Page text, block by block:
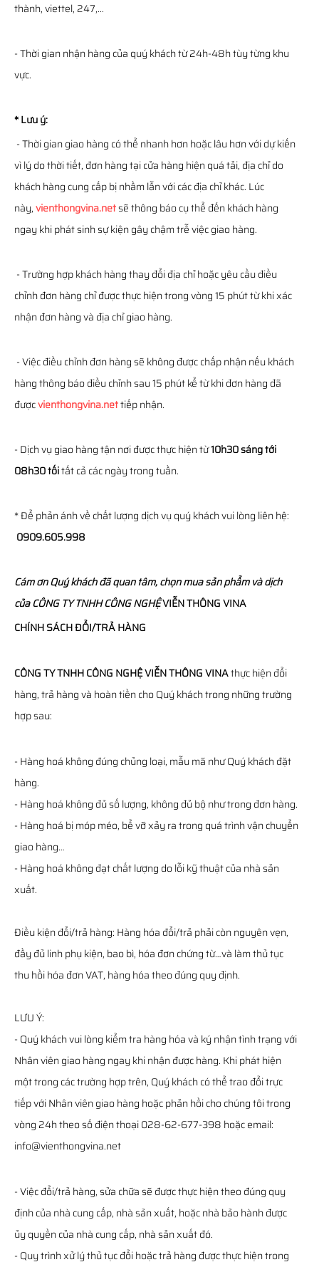
thành, viettel, 247,...
- Thời gian nhận hàng của quý khách từ 24h-48h tùy từng khu
vực.
* Lưu ý:
- Thời gian giao hàng có thể nhanh hơn hoặc lâu hơn với dự kiến
vì lý do thời tiết, đơn hàng tại cửa hàng hiện quá tải, địa chỉ do
khách hàng cung cấp bị nhầm lẫn với các địa chỉ khác. Lúc
này,vienthongvina.netsẽ thông báo cụ thể đến khách hàng
ngay khi phát sinh sự kiện gây chậm trễ việc giao hàng.
- Trường hợp khách hàng thay đổi địa chỉ hoặc yêu cầu điều
chỉnh đơn hàng chỉ được thực hiện trong vòng 15 phút từ khi xác
nhận đơn hàng và địa chỉ giao hàng.
- Việc điều chỉnh đơn hàng sẽ không được chấp nhận nếu khách
hàng thông báo điều chỉnh sau 15 phút kể từ khi đơn hàng đã
đượcvienthongvina.nettiếp nhận.
- Dịch vụ giao hàng tận nơi được thực hiện từ10h30 sáng tới
08h30 tốitất cả các ngày trong tuần.
* Để phản ánh về chất lượng dịch vụ quý khách vui lòng liên hệ:
0909.605.998
Cám ơn Quý khách đã quan tâm, chọn mua sản phẩm và dịch
củaCÔNG TY TNHH CÔNG NGHỆVIỄN THÔNGVINA
CHÍNH SÁCH ĐỔI/TRẢ HÀNG
CÔNG TY TNHH CÔNG NGHỆ VIỄN THÔNG VINAthực hiện đổi
hàng, trả hàng và hoàn tiền cho Quý khách trong những trường
hợp sau:
- Hàng hoá không đúng chủng loại, mẫu mã như Quý khách đặt
hàng.
- Hàng hoá không đủ số lượng, không đủ bộ như trong đơn hàng.
- Hàng hoá bị móp méo, bể vỡ xảy ra trong quá trình vận chuyển
giao hàng…
- Hàng hoá không đạt chất lượng do lỗi kỹ thuật của nhà sản
xuất.
Điều kiện đổi/trả hàng: Hàng hóa đổi/trả phải còn nguyên vẹn,
đầy đủ linh phụ kiện, bao bì, hóa đơn chứng từ…và làm thủ tục
thu hồi hóa đơn VAT, hàng hóa theo đúng quy định.
LƯU Ý:
- Quý khách vui lòng kiểm tra hàng hóa và ký nhận tình trạng với
Nhân viên giao hàng ngay khi nhận được hàng. Khi phát hiện
một trong các trường hợp trên, Quý khách có thể trao đổi trực
tiếp với Nhân viên giao hàng hoặc phản hồi cho chúng tôi trong
vòng 24h theo số điện thoại 028-62-677-398 hoặc email:
info@vienthongvina.net
- Việc đổi/trả hàng, sửa chữa sẽ được thực hiện theo đúng quy
định của nhà cung cấp, nhà sản xuất, hoặc nhà bảo hành được
ủy quyền của nhà cung cấp, nhà sản xuất đó.
- Quy trình xử lý thủ tục đổi hoặc trả hàng được thực hiện trong